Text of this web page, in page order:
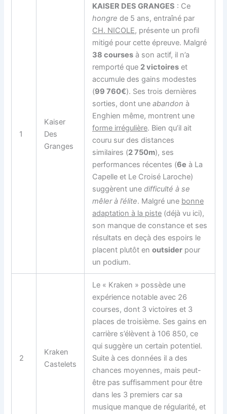
1
Kaiser
Des
Granges
KAISER DES GRANGES : Ce
hongre de 5 ans, entraîné par
CH. NICOLE, présente un profil
mitigé pour cette épreuve. Malgré
38 courses à son actif, il n’a
remporté que 2 victoires et
accumule des gains modestes
(99 760€). Ses trois dernières
sorties, dont uneabandon à
Enghien même, montrent une
forme irrégulière. Bien qu’il ait
couru sur des distances
similaires (2 750m), ses
performances récentes (6e à La
Capelle et Le Croisé Laroche)
suggèrent unedifficulté à se
mêler à l’élite. Malgré une bonne
adaptation à la piste (déjà vu ici),
son manque de constance et ses
résultats en deçà des espoirs le
placent plutôt enoutsider pour
un podium.
2
Kraken
Castelets
Le « Kraken » possède une
expérience notable avec 26
courses, dont 3 victoires et 3
places de troisième. Ses gains en
carrière s’élèvent à 106 850, ce
qui suggère un certain potentiel.
Suite à ces données il a des
chances moyennes, mais peut-
être pas suffisamment pour être
dans les 3 premiers car sa
musique manque de régularité, et